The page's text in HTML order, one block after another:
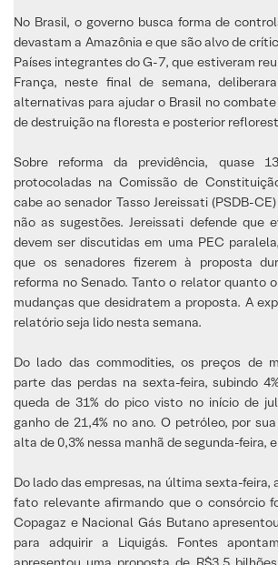
No Brasil, o governo busca forma de
devastam a Amazônia e que são alvo de
Países integrantes do G-7, que estiveram
França, neste final de semana,
alternativas para ajudar o Brasil no
de destruição na floresta e posterior
Sobre reforma da previdência, quase
protocoladas na Comissão de
cabe ao senador Tasso Jereissati (PSDB-
não as sugestões. Jereissati defende que
devem ser discutidas em uma PEC
que os senadores fizerem à proposta
reforma no Senado. Tanto o relator quanto
mudanças que desidratem a proposta. A
relatório seja lido nesta semana.
Do lado das commodities, os preços de
parte das perdas na sexta-feira, subindo
queda de 31% do pico visto no início de
ganho de 21,4% no ano. O petróleo, por
alta de 0,3% nessa manhã de segunda-feira,
Do lado das empresas, na última sexta-feira,
fato relevante afirmando que o consórcio
Copagaz e Nacional Gás Butano
para adquirir a Liquigás. Fontes